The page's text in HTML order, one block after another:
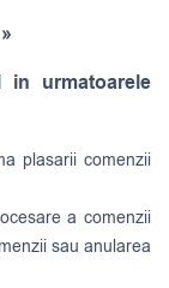
urmatoarele
plasarii comenzii
a comenzii
sau anularea